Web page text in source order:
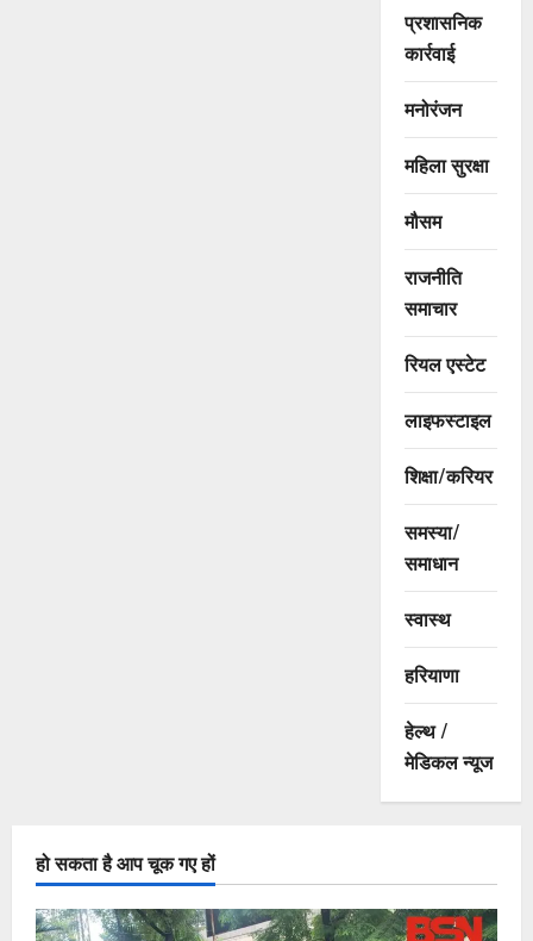
प्रशासनिक
कार्रवाई
मनोरंजन
महिला सुरक्षा
मौसम
राजनीति
समाचार
रियल एस्टेट
लाइफस्टाइल
शिक्षा/करियर
समस्या/
समाधान
स्वास्थ
हरियाणा
हेल्थ /
मेडिकल न्यूज
हो सकता है आप चूक गए हों